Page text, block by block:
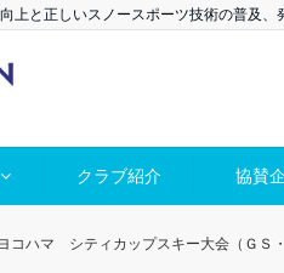
と正しいスノースポーツ技術の普及、
クラブ紹介 協賛
ハマ シティカップスキー大会（ＧＳ